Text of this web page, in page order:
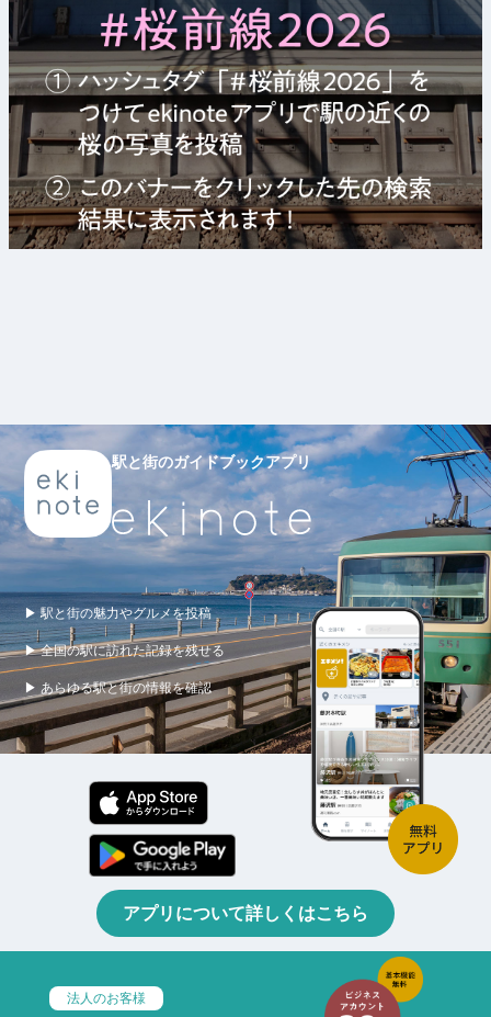
駅と街のガイドブックアプリ
▶ 駅と街の魅力やグルメを投稿
▶ 全国の駅に訪れた記録を残せる
▶ あらゆる駅と街の情報を確認
アプリについて詳しくはこちら
法人のお客様